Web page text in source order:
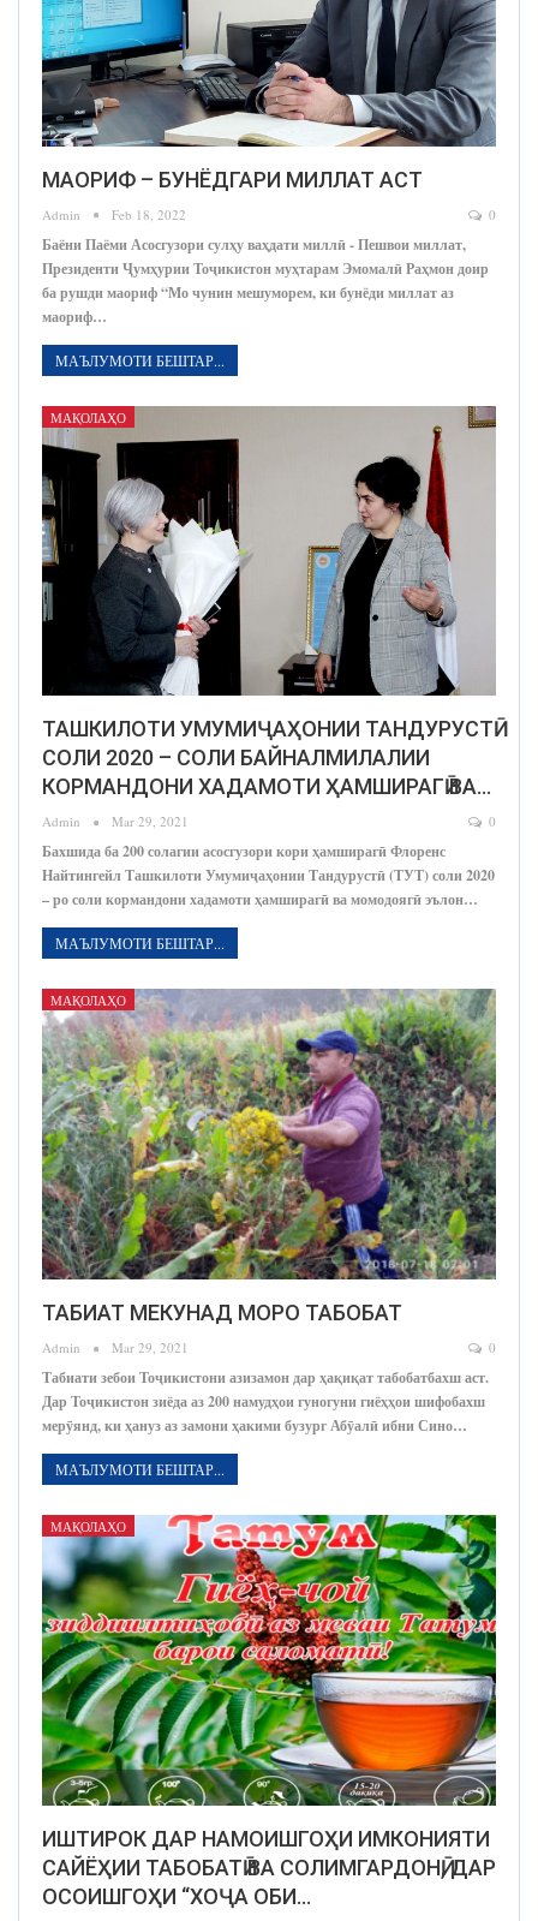
МАОРИФ – БУНЁДГАРИ МИЛЛАТ АСТ
Admin Feb 18, 2022 0
Баёни Паёми Асосгузори сулҳу ваҳдати миллӣ - Пешвои миллат,
Президенти Ҷумҳурии Тоҷикистон муҳтарам Эмомалӣ Раҳмон доир
ба рушди маориф “Мо чунин мешуморем, ки бунёди миллат аз
маориф…
МАЪЛУМОТИ БЕШТАР...
МАҚОЛАҲО
ТАШКИЛОТИ УМУМИҶАҲОНИИ ТАНДУРУСТӢ
СОЛИ 2020 – СОЛИ БАЙНАЛМИЛАЛИИ
КОРМАНДОНИ ХАДАМОТИ ҲАМШИРАГӢ ВА…
Admin Mar 29, 2021 0
Бахшида ба 200 солагии асосгузори кори ҳамширагӣ Флоренс
Найтингейл Ташкилоти Умумиҷаҳонии Тандурустӣ (ТУТ) соли 2020
– ро соли кормандони хадамоти ҳамширагӣ ва момодоягӣ эълон…
МАЪЛУМОТИ БЕШТАР...
МАҚОЛАҲО
ТАБИАТ МЕКУНАД МОРО ТАБОБАТ
Admin Mar 29, 2021 0
Табиати зебои Тоҷикистони азизамон дар ҳақиқат табобатбахш аст.
Дар Тоҷикистон зиёда аз 200 намудҳои гуногуни гиёҳҳои шифобахш
мерӯянд, ки ҳануз аз замони ҳакими бузург Абӯалӣ ибни Сино…
МАЪЛУМОТИ БЕШТАР...
МАҚОЛАҲО
ИШТИРОК ДАР НАМОИШГОҲИ ИМКОНИЯТИ
САЙЁҲИИ ТАБОБАТӢ ВА СОЛИМГАРДОНӢ, ДАР
ОСОИШГОҲИ “ХОҶА ОБИ…